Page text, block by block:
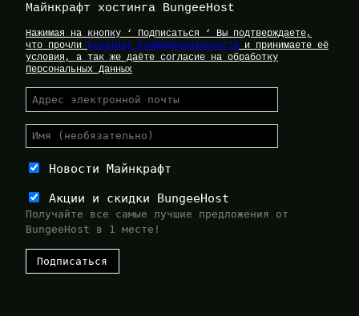
Майнкрафт хостинга BungeeHost
Нажимая на кнопку ‘ Подписаться ‘ Вы подтверждаете,
что прочли Политику Конфиденциальности и принимаете её
условия, а так же даёте согласие на обработку
Персональных Данных
Новости Майнкрафт
Акции и скидки BungeeHost
Получайте все самые лучшие предложения от
BungeeHost в 1 месте!